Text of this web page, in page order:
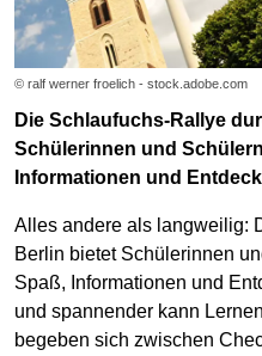
© ralf werner froelich - stock.adobe.com
Die Schlaufuchs-Rallye
Schülerinnen und
Informationen und
Alles andere als langweilig:
Berlin bietet Schülerinnen
Spaß, Informationen und
und spannender kann
begeben sich zwischen